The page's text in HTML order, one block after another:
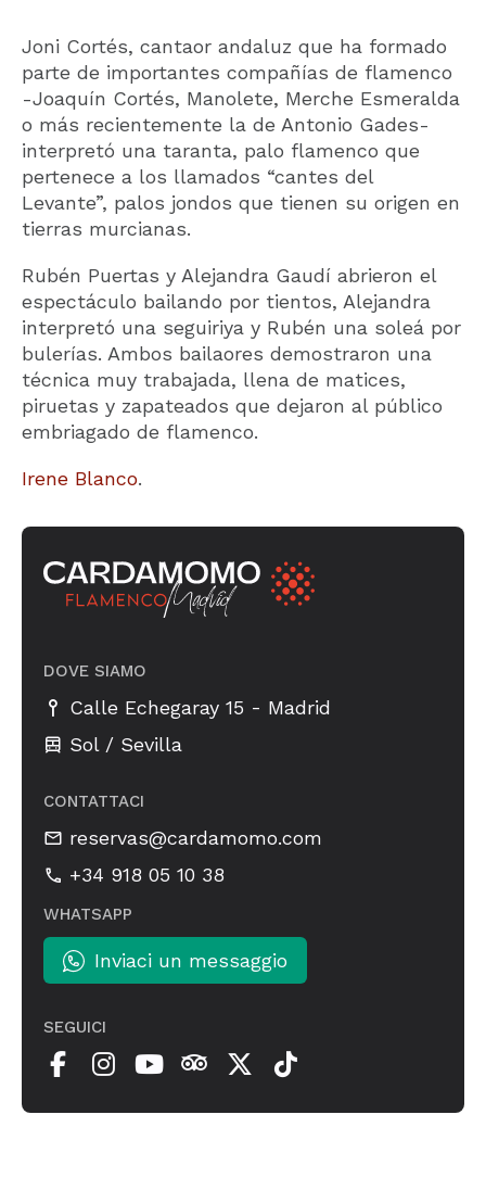
Joni Cortés, cantaor andaluz que ha formado
parte de importantes compañías de flamenco
-Joaquín Cortés, Manolete, Merche Esmeralda
o más recientemente la de Antonio Gades-
interpretó una taranta, palo flamenco que
pertenece a los llamados “cantes del
Levante”, palos jondos que tienen su origen en
tierras murcianas.
Rubén Puertas y Alejandra Gaudí abrieron el
espectáculo bailando por tientos, Alejandra
interpretó una seguiriya y Rubén una soleá por
bulerías. Ambos bailaores demostraron una
técnica muy trabajada, llena de matices,
piruetas y zapateados que dejaron al público
embriagado de flamenco.
Irene Blanco.
DOVE SIAMO
Calle Echegaray 15 - Madrid
Sol / Sevilla
CONTATTACI
reservas@cardamomo.com
+34 918 05 10 38
WHATSAPP
Inviaci un messaggio
SEGUICI